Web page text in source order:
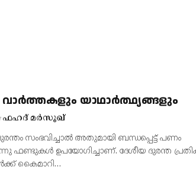
വാർത്തകളും യാഥാർത്ഥ്യങ്ങളും
ഫഹദ് മർസൂഖ്
സംഭവിച്ചാൽ അതുമായി ബന്ധപ്പെട്ട് പണം
ഫണ്ടുകൾ ഉപയോഗിച്ചാണ്. ദേശീയ ദുരന്ത
കൈമാറി…